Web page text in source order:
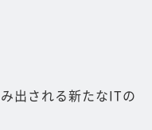
出される新たなITの